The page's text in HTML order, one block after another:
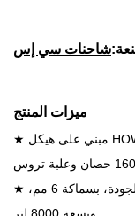
شاحنات سي إس
ميزات المنتج
★ مبني على هيكل HOWO 4×2 خفيف الوزن، مع محرك ديزل YUCHAI
★ جسم الخزان مصنوع من فولاذ كربوني عالي الجودة، بسماكة 6 مم،